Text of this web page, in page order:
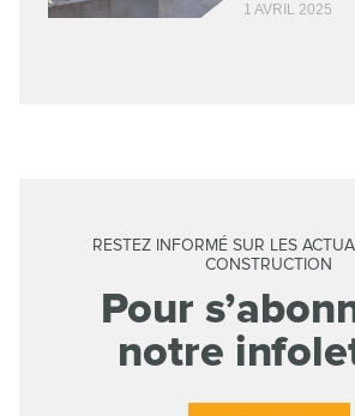
1 AVRIL 2025
RESTEZ INFORMÉ SUR LES
CONSTRUCTION
Pour
notre